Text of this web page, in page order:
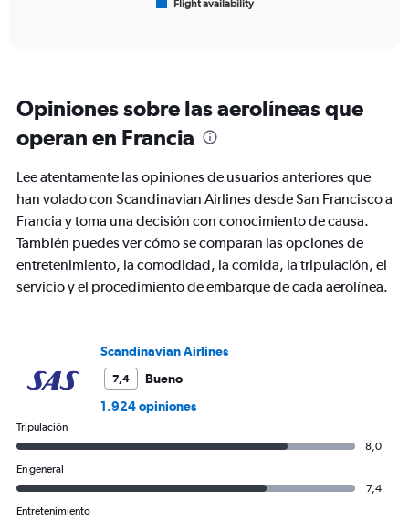
categories.
chart
1
Y
axis
displaying
Number
of
flights.
Flight availability
Opiniones sobre las aerolíneas que
operan en Francia
Lee atentamente las opiniones de usuarios anteriores que
han volado con Scandinavian Airlines desde San Francisco a
Francia y toma una decisión con conocimiento de causa.
También puedes ver cómo se comparan las opciones de
entretenimiento, la comodidad, la comida, la tripulación, el
servicio y el procedimiento de embarque de cada aerolínea.
Scandinavian Airlines
7,4
Bueno
1.924 opiniones
Tripulación
8,0
En general
7,4
Entretenimiento